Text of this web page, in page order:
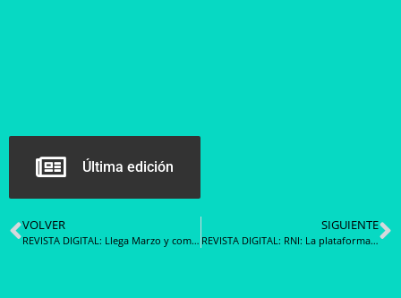
Última edición
VOLVER
REVISTA DIGITAL: Llega Marzo y comienza la cuenta regresiva para que finalice el convenio Marco de Hardware y Software.
SIGUIENTE
REVISTA DIGITAL: RNI: La plataforma informática que es parte del exitoso proceso de vacunación chileno